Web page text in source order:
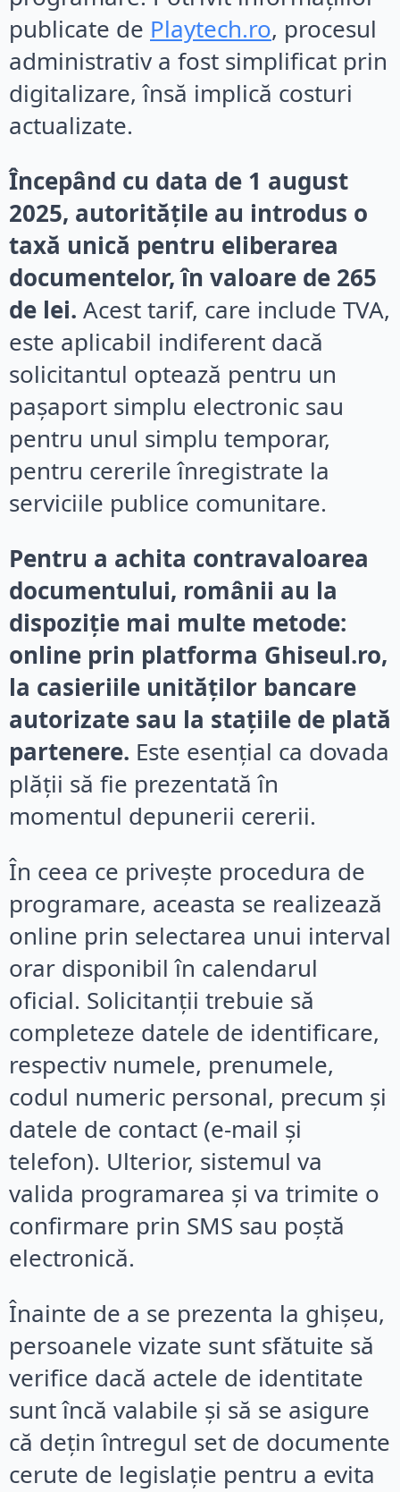
publicate de Playtech.ro, procesul
administrativ a fost simplificat prin
digitalizare, însă implică costuri
actualizate.
Începând cu data de 1 august
2025, autoritățile au introdus o
taxă unică pentru eliberarea
documentelor, în valoare de 265
de lei. Acest tarif, care include TVA,
este aplicabil indiferent dacă
solicitantul optează pentru un
pașaport simplu electronic sau
pentru unul simplu temporar,
pentru cererile înregistrate la
serviciile publice comunitare.
Pentru a achita contravaloarea
documentului, românii au la
dispoziție mai multe metode:
online prin platforma Ghiseul.ro,
la casieriile unităților bancare
autorizate sau la stațiile de plată
partenere. Este esențial ca dovada
plății să fie prezentată în
momentul depunerii cererii.
În ceea ce privește procedura de
programare, aceasta se realizează
online prin selectarea unui interval
orar disponibil în calendarul
oficial. Solicitanții trebuie să
completeze datele de identificare,
respectiv numele, prenumele,
codul numeric personal, precum și
datele de contact (e-mail și
telefon). Ulterior, sistemul va
valida programarea și va trimite o
confirmare prin SMS sau poștă
electronică.
Înainte de a se prezenta la ghișeu,
persoanele vizate sunt sfătuite să
verifice dacă actele de identitate
sunt încă valabile și să se asigure
că dețin întregul set de documente
cerute de legislație pentru a evita